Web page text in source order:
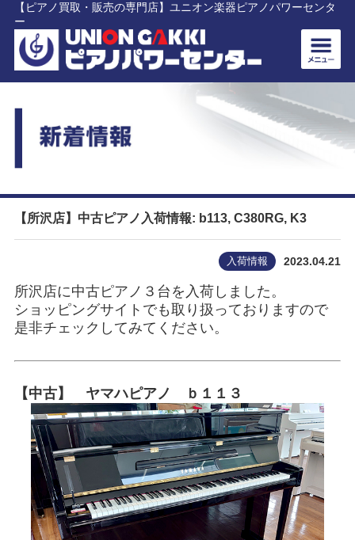
【ピアノ買取・販売の専門店】ユニオン楽器ピアノパワーセンタ
ー
【所沢店】中古ピアノ入荷情報: b113, C380RG, K3
入荷情報 2023.04.21
所沢店に中古ピアノ３台を入荷しました。
ショッピングサイトでも取り扱っておりますので
是非チェックしてみてください。
【中古】 ヤマハピアノ ｂ１１３